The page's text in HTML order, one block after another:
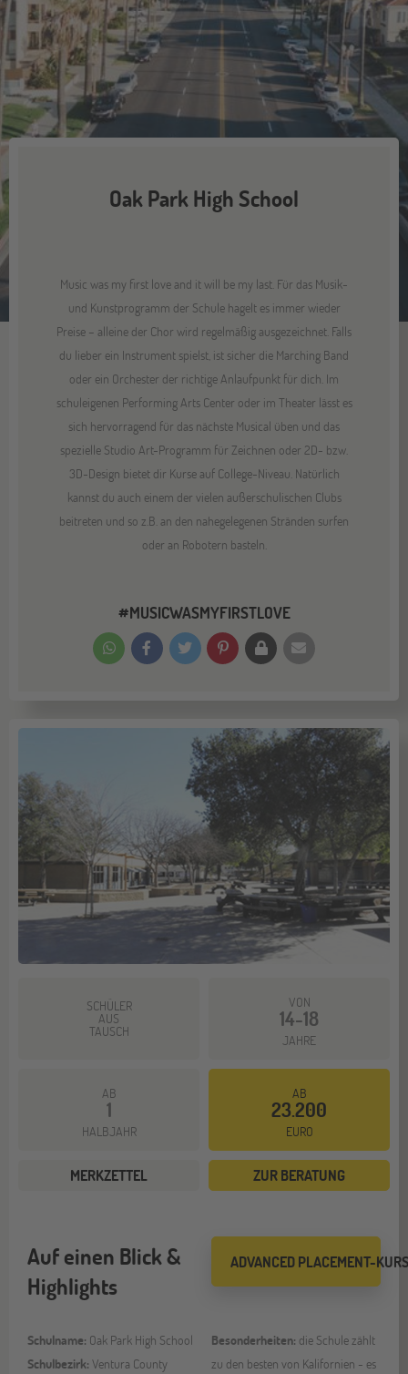
Oak Park High School
Music was my first love and it will be my last. Für das Musik-
und Kunstprogramm der Schule hagelt es immer wieder
Preise – alleine der Chor wird regelmäßig ausgezeichnet. Falls
du lieber ein Instrument spielst, ist sicher die Marching Band
oder ein Orchester der richtige Anlaufpunkt für dich. Im
schuleigenen Performing Arts Center oder im Theater lässt es
sich hervorragend für das nächste Musical üben und das
spezielle Studio Art-Programm für Zeichnen oder 2D- bzw.
3D-Design bietet dir Kurse auf College-Niveau. Natürlich
kannst du auch einem der vielen außerschulischen Clubs
beitreten und so z.B. an den nahegelegenen Stränden surfen
oder an Robotern basteln.
#MUSICWASMYFIRSTLOVE
SCHÜLER
AUS
TAUSCH
VON
14-18
JAHRE
AB
1
HALBJAHR
AB
23.200
EURO
MERKZETTEL ZUR BERATUNG
ADVANCED PLACEMENT-
Auf einen Blick &
Highlights
Schulname: Oak Park High School
Schulbezirk: Ventura County
Besonderheiten: die Schule zählt
zu den besten von Kalifornien - es